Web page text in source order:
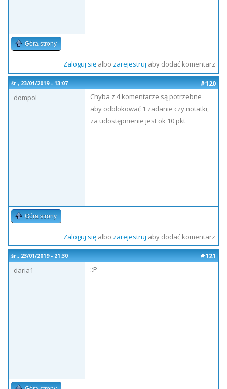
Góra strony
Zaloguj sięalbo zarejestruj aby dodać komentarz
śr., 23/01/2019 - 13:07
#120
dompol
Chyba z 4 komentarze są potrzebne
aby odblokować 1 zadanie czy notatki,
za udostępnienie jest ok 10 pkt
Góra strony
Zaloguj sięalbo zarejestruj aby dodać komentarz
śr., 23/01/2019 - 21:30
#121
daria1
::P